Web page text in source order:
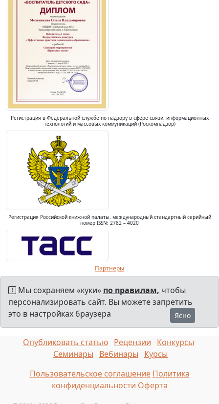
Регистрация в Федеральной службе по надзору в сфере связи, информационных
технологий и массовых коммуникаций (Роскомнадзор)
Регистрация Российской книжной палаты, международный стандартный серийный
номер ISSN: 2782 – 4020
Партнеры
Мы сохраняем «куки» по правилам, чтобы
персонализировать сайт. Вы можете запретить
это в настройках браузера
Ясно
Опубликовать статью Рецензии
Конкурсы
Семинары
Вебинары
Курсы
Пользовательское соглашение Политика
конфиденциальности Оферта